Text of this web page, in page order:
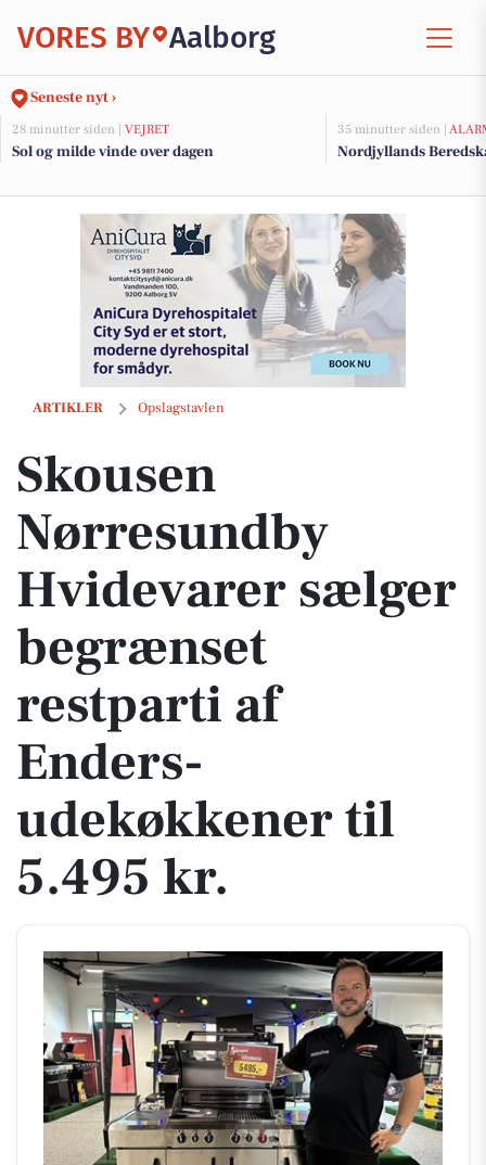
VORES BY Aalborg
Seneste nyt ›
28 minutter siden | VEJRET
Sol og milde vinde over dagen
35 minutter siden |
Nordjyllands
ARTIKLER Opslagstavlen
Skousen Nørresundby Hvidevarer sælger begrænset restparti af
Skousen
Nørresundby
Hvidevarer sælger
begrænset
restparti af
Enders-
udekøkkener til
5.495 kr.